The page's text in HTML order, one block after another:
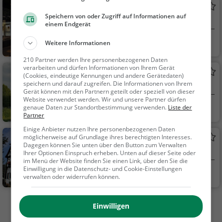
Rettenmaier Haus
Museum in Heilbronn
Heilbronn
Kletterarena der Sektion Heilbronn des
DAV Klettern und Bouldern in
Heilbronn
Kletterhalle (Indoor und Outdoor) in
Heilbronn
Heilbronn
Familie & Kinder,
Ehemaliges Rathaus (Neckargartach)
Rathaus in Heilbronn
Heilbronn
Sehenswürdigkei
t
Mehr Aktivitäten in Heilbronn finden
Speichern von oder Zugriff auf Informationen auf
einem Endgerät
Weitere Informationen
210 Partner werden Ihre personenbezogenen Daten
verarbeiten und dürfen Informationen von Ihrem Gerät
(Cookies, eindeutige Kennungen und andere Gerätedaten)
speichern und darauf zugreifen. Die Informationen von Ihrem
Gerät können mit den Partnern geteilt oder speziell von dieser
Website verwendet werden. Wir und unsere Partner dürfen
genaue Daten zur Standortbestimmung verwenden. Liste der
Partner
Einige Anbieter nutzen Ihre personenbezogenen Daten
möglicherweise auf Grundlage ihres berechtigten Interesses.
Dagegen können Sie unten über den Button zum Verwalten
Ihrer Optionen Einspruch erheben. Unten auf dieser Seite oder
im Menü der Website finden Sie einen Link, über den Sie die
Einwilligung in die Datenschutz- und Cookie-Einstellungen
verwalten oder widerrufen können.
Einwilligen